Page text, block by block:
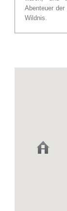
Abenteuer
Wildnis.